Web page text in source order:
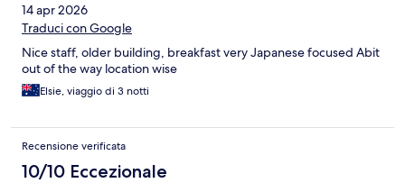
14 apr 2026
Traduci con Google
Nice staff, older building, breakfast very Japanese focused Abit
out of the way location wise
Elsie, viaggio di 3 notti
Recensione verificata
10/10 Eccezionale